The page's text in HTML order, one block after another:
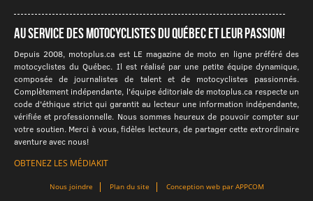
Au service des motocyclistes du québec et leur passion!
Depuis 2008, motoplus.ca est LE magazine de moto en ligne préféré des
motocyclistes du Québec. Il est réalisé par une petite équipe dynamique,
composée de journalistes de talent et de motocyclistes passionnés.
Complètement indépendante, l'équipe éditoriale de motoplus.ca respecte un
code d'éthique strict qui garantit au lecteur une information indépendante,
vérifiée et professionnelle. Nous sommes heureux de pouvoir compter sur
votre soutien. Merci à vous, fidèles lecteurs, de partager cette extrordinaire
aventure avec nous!
OBTENEZ LES MÉDIAKIT
Nous joindre Plan du site Conception web par APPCOM